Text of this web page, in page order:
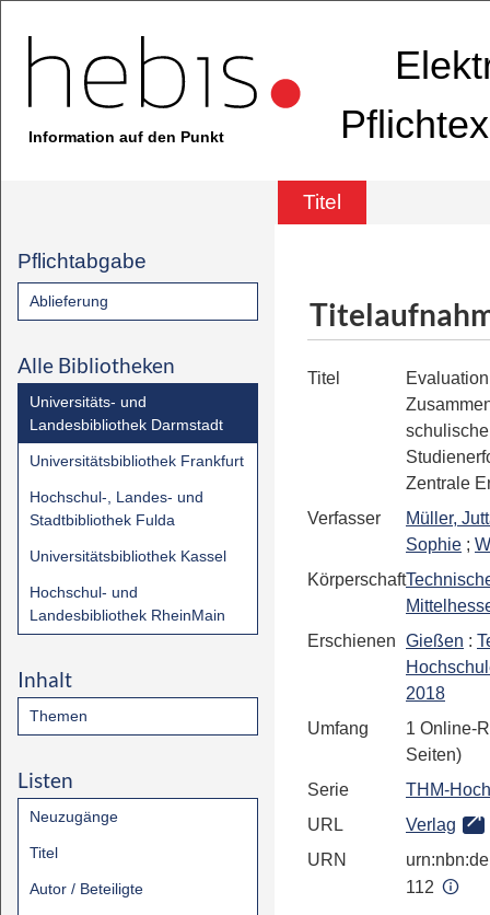
Information auf den Punkt
Titel
Pflichtabgabe
Ablieferung
Alle Bibliotheken
Universitäts- und
Landesbibliothek Darmstadt
Universitätsbibliothek Frankfurt
Hochschul-, Landes- und
Stadtbibliothek Fulda
Universitätsbibliothek Kassel
Hochschul- und
Landesbibliothek RheinMain
Inhalt
Themen
Listen
Neuzugänge
Titel
Autor / Beteiligte
Titel
Zentrale
Verfasser
Müller,
Sophie ;
Körperschaft
Erschienen Gießen :
2018
Umfang
1 Online-
Seiten)
Serie
THM-
URL
Verlag
URN
112